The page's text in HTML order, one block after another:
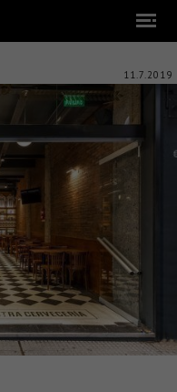
11.7.2019